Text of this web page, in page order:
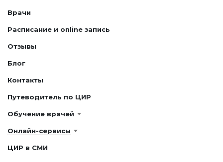
Врачи
Расписание и online запись
Отзывы
Блог
Контакты
Путеводитель по ЦИР
Обучение врачей
Онлайн-сервисы
ЦИР в СМИ